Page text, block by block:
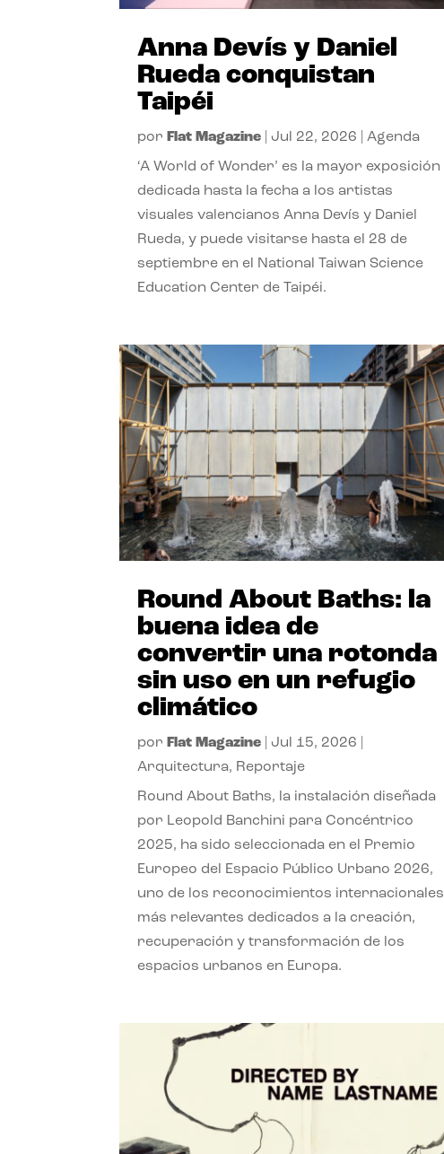
Anna Devís y Daniel
Rueda conquistan
Taipéi
por Flat Magazine Jul 22, 2026 |Agenda
‘A World of Wonder’ es la mayor exposición
dedicada hasta la fecha a los artistas
visuales valencianos Anna Devís y Daniel
Rueda, y puede visitarse hasta el 28 de
septiembre en el National Taiwan Science
Education Center de Taipéi.
Round About Baths: la
buena idea de
convertir una rotonda
sin uso en un refugio
climático
por Flat Magazine Jul 15, 2026
Arquitectura, Reportaje
Round About Baths, la instalación diseñada
por Leopold Banchini para Concéntrico
2025, ha sido seleccionada en el Premio
Europeo del Espacio Público Urbano 2026,
uno de los reconocimientos internacionales
más relevantes dedicados a la creación,
recuperación y transformación de los
espacios urbanos en Europa.